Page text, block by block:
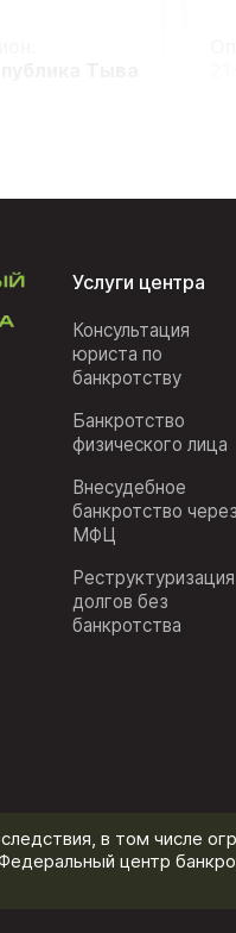
Услуги центра
Консультация
юриста по
банкротству
Банкротство
физического лица
Внесудебное
банкротство через
МФЦ
Реструктуризация
долгов без
банкротства
в том числе
центр